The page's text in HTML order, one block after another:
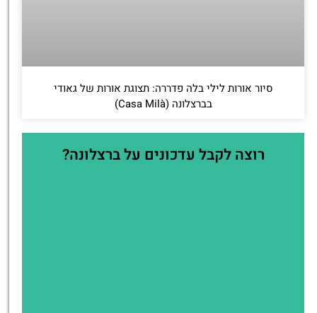
סיור אורות לילי בלה פדררה: תצוגת אורות של גאודי
בברצלונה (Casa Milà)
רוצה לקבל עדכונים על ברצלונה?